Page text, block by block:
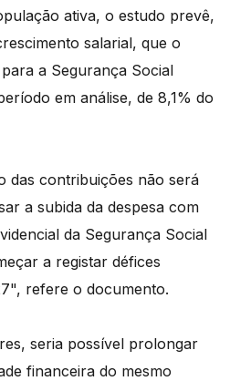
ativa, o estudo prevê,
salarial, que o
a Segurança Social
em análise, de 8,1% do
das contribuições não será
a subida da despesa com
da Segurança Social
a registar défices
refere o documento.
seria possível prolongar
financeira do mesmo